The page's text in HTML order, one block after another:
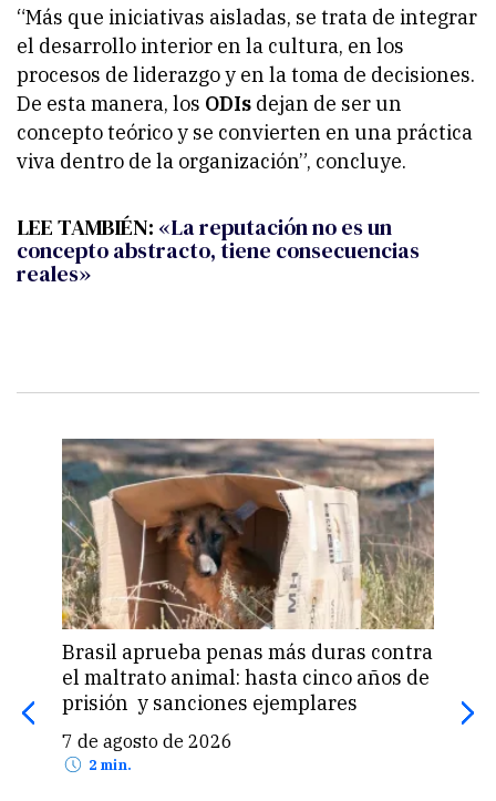
“Más que iniciativas aisladas, se trata de integrar
el desarrollo interior en la cultura, en los
procesos de liderazgo y en la toma de decisiones.
De esta manera, los ODIs dejan de ser un
concepto teórico y se convierten en una práctica
viva dentro de la organización”, concluye.
LEE TAMBIÉN: «La reputación no es un
concepto abstracto, tiene consecuencias
reales»
Brasil aprueba penas más duras contra
el maltrato animal: hasta cinco años de
prisión y sanciones ejemplares
7 de agosto de 2026
2 min.